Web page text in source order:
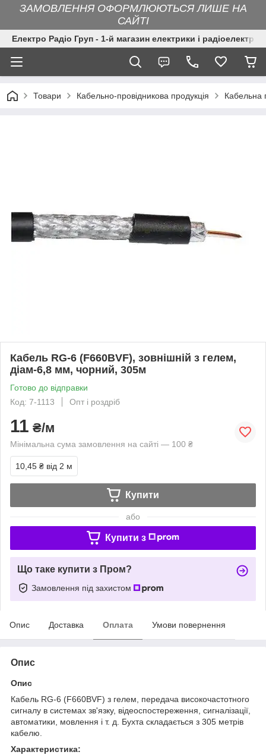
ЗАМОВЛЕННЯ ОФОРМЛЮЮТЬСЯ ЛИШЕ НА
САЙТІ
Електро Радіо Груп - 1-й магазин електрики і
Товари Кабельно-провідникова продукція Кабельна
Кабель RG-6 (F660BVF), зовнішній з гелем,
діам-6,8 мм, чорний, 305м
Готово до відправки
Код: 7-1113
Опт і роздріб
11 ₴/м
Мінімальна сума замовлення на сайті — 100 ₴
10,45 ₴ від 2 м
Купити
або
Купити з
Що таке купити з Пром?
Замовлення під захистом
Опис Доставка Оплата Умови повернення
Опис
Опис
Кабель RG-6 (F660BVF) з гелем, передача високочастотного
сигналу в системах зв'язку, відеоспостереження, сигналізації,
автоматики, мовлення і т. д. Бухта складається з 305 метрів
кабелю.
Характеристика: